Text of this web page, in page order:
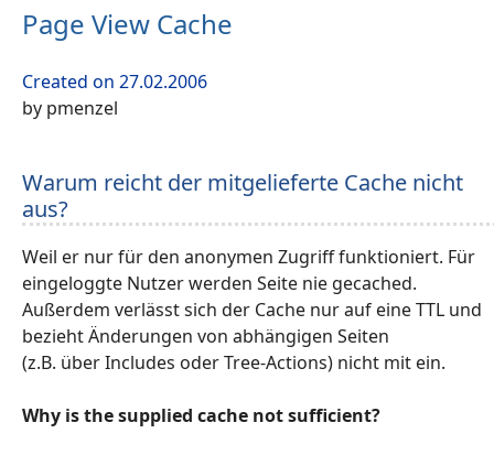
Page View Cache
Created on 27.02.2006
by pmenzel
Warum reicht der mitgelieferte Cache nicht
aus?
Weil er nur für den anonymen Zugriff funktioniert. Für
eingeloggte Nutzer werden Seite nie gecached.
Außerdem verlässt sich der Cache nur auf eine TTL und
bezieht Änderungen von abhängigen Seiten
(z.B. über Includes oder Tree-Actions) nicht mit ein.
Why is the supplied cache not sufficient?